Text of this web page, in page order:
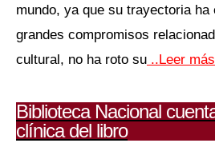
mundo, ya que su trayectoria ha
grandes compromisos
cultural, no ha roto su ..Leer
Biblioteca Nacional
clínica del libro